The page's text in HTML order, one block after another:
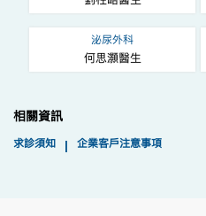
泌尿外科
何思灝醫生
相關資訊
求診須知 | 企業客戶注意事項